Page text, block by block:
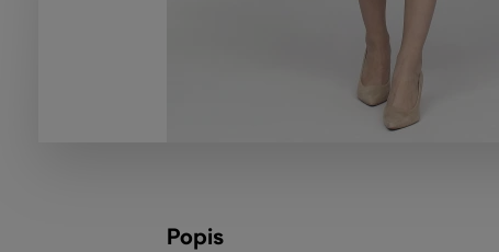
Popis